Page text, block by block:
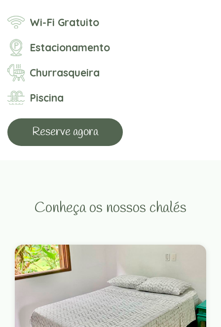
Wi-Fi Gratuito
Estacionamento
Churrasqueira
Piscina
Reserve agora
Conheça os nossos chalés